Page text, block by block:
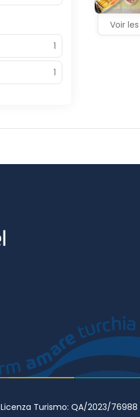
Voir
1
1
Licenza Turismo: QA/2023/76988